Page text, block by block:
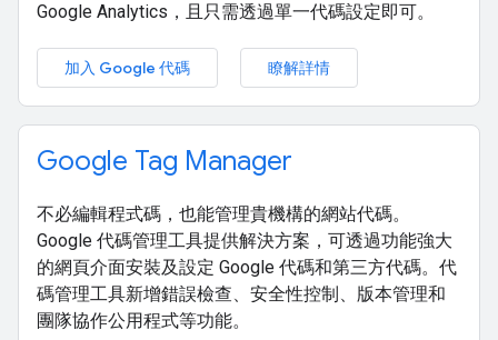
Google Analytics，且只需透過單一代碼設定即可。
加入 Google 代碼 瞭解詳情
Google Tag Manager
不必編輯程式碼，也能管理貴機構的網站代碼。
Google 代碼管理工具提供解決方案，可透過功能強大
的網頁介面安裝及設定 Google 代碼和第三方代碼。代
碼管理工具新增錯誤檢查、安全性控制、版本管理和
團隊協作公用程式等功能。